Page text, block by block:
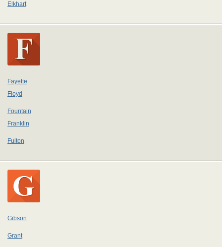
Elkhart
Fayette
Floyd
Fountain
Franklin
Fulton
Gibson
Grant